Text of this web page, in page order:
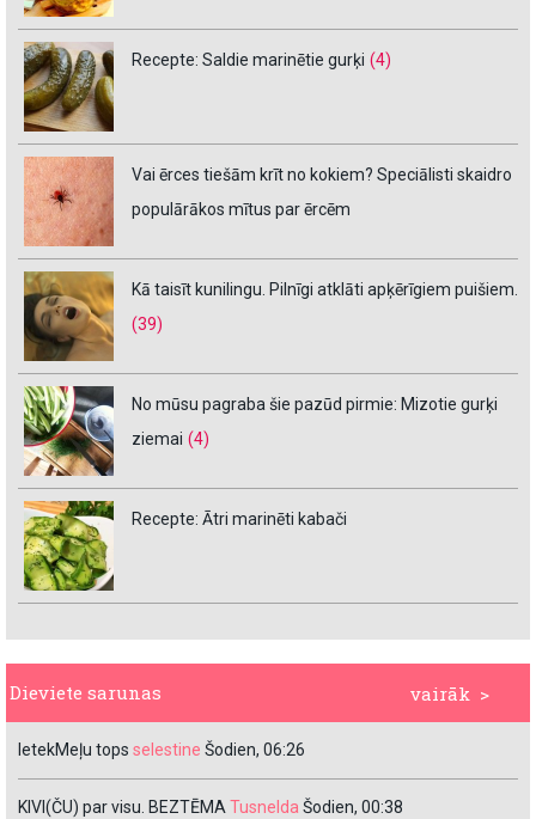
Recepte: Saldie marinētie gurķi (4)
Vai ērces tiešām krīt no kokiem? Speciālisti skaidro
populārākos mītus par ērcēm
Kā taisīt kunilingu. Pilnīgi atklāti apķērīgiem puišiem.
(39)
No mūsu pagraba šie pazūd pirmie: Mizotie gurķi
ziemai (4)
Recepte: Ātri marinēti kabači
vairāk >
Dieviete sarunas
IetekMeļu tops selestine Šodien, 06:26
KIVI(ČU) par visu. BEZTĒMATusnelda Šodien, 00:38